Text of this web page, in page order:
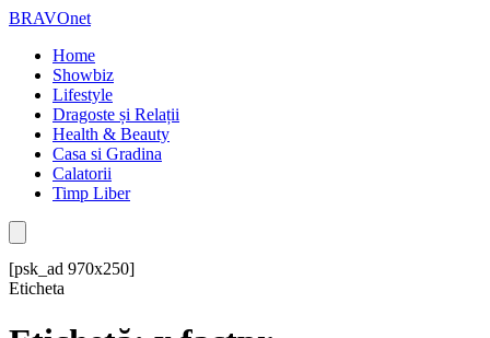
BRAVOnet
Home
Showbiz
Lifestyle
Dragoste și Relații
Health & Beauty
Casa si Gradina
Calatorii
Timp Liber
[psk_ad 970x250]
Eticheta